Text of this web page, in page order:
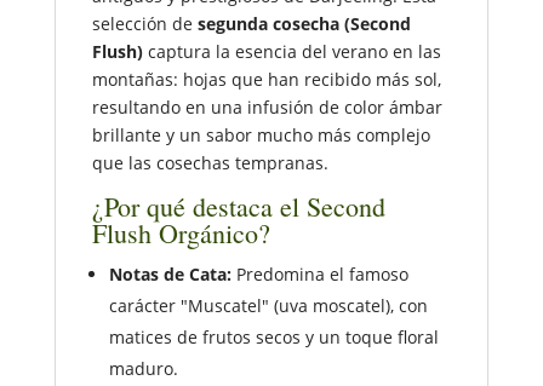
selección de segunda cosecha (Second
Flush)captura la esencia del verano en las
montañas: hojas que han recibido más sol,
resultando en una infusión de color ámbar
brillante y un sabor mucho más complejo
que las cosechas tempranas.
¿Por qué destaca el Second
Flush Orgánico?
Notas de Cata:Predomina el famoso
carácter "Muscatel" (uva moscatel), con
matices de frutos secos y un toque floral
maduro.